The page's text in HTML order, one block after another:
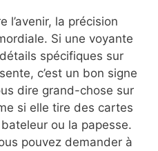
l’avenir, la précision
Si une voyante
spécifiques sur
c’est un bon signe
dire grand-chose sur
si elle tire des cartes
ou la papesse.
pouvez demander à